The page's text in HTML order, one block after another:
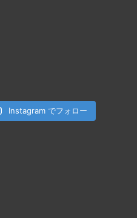
Instagram でフォロー